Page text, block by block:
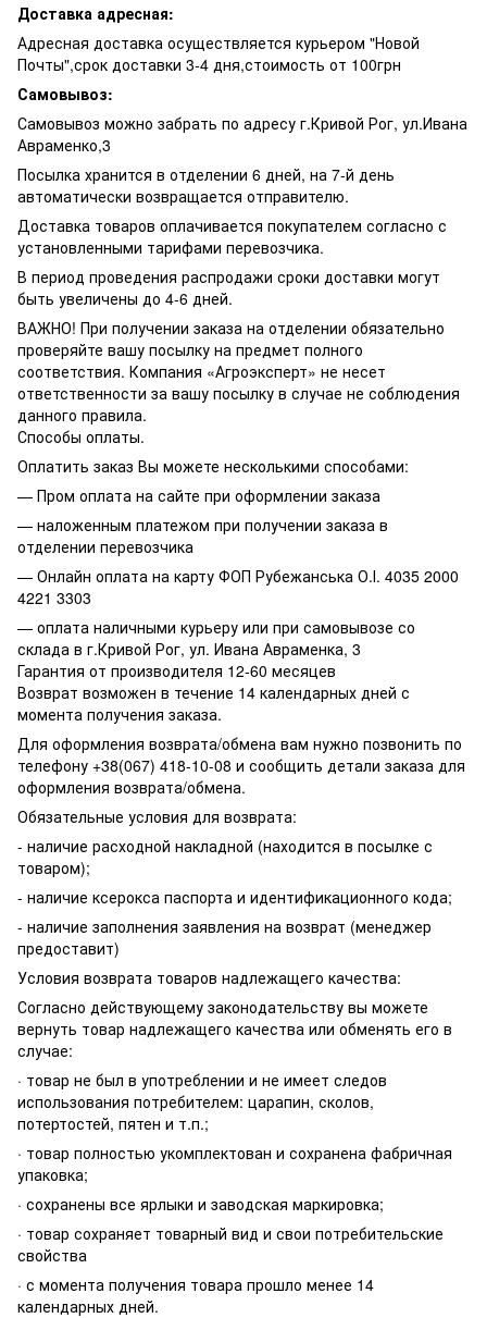
Доставка адресная:
Адресная доставка осуществляется курьером "Новой
Почты",срок доставки 3-4 дня,стоимость от 100грн
Самовывоз:
Самовывоз можно забрать по адресу г.Кривой Рог, ул.Ивана
Авраменко,3
Посылка хранится в отделении 6 дней, на 7-й день
автоматически возвращается отправителю.
Доставка товаров оплачивается покупателем согласно с
установленными тарифами перевозчика.
В период проведения распродажи сроки доставки могут
быть увеличены до 4-6 дней.
ВАЖНО! При получении заказа на отделении обязательно
проверяйте вашу посылку на предмет полного
соответствия. Компания «Агроэксперт» не несет
ответственности за вашу посылку в случае не соблюдения
данного правила.
Способы оплаты.
Оплатить заказ Вы можете несколькими способами:
— Пром оплата на сайте при оформлении заказа
— наложенным платежом при получении заказа в
отделении перевозчика
— Онлайн оплата на карту ФОП Рубежанська О.І. 4035 2000
4221 3303
— оплата наличными курьеру или при самовывозе со
склада в г.Кривой Рог, ул. Ивана Авраменка, 3
Гарантия от производителя 12-60 месяцев
Возврат возможен в течение 14 календарных дней с
момента получения заказа.
Для оформления возврата/обмена вам нужно позвонить по
телефону +38(067) 418-10-08 и сообщить детали заказа для
оформления возврата/обмена.
Обязательные условия для возврата:
- наличие расходной накладной (находится в посылке с
товаром);
- наличие ксерокса паспорта и идентификационного кода;
- наличие заполнения заявления на возврат (менеджер
предоставит)
Условия возврата товаров надлежащего качества:
Согласно действующему законодательству вы можете
вернуть товар надлежащего качества или обменять его в
случае:
· товар не был в употреблении и не имеет следов
использования потребителем: царапин, сколов,
потертостей, пятен и т.п.;
· товар полностью укомплектован и сохранена фабричная
упаковка;
· сохранены все ярлыки и заводская маркировка;
· товар сохраняет товарный вид и свои потребительские
свойства
· с момента получения товара прошло менее 14
календарных дней.